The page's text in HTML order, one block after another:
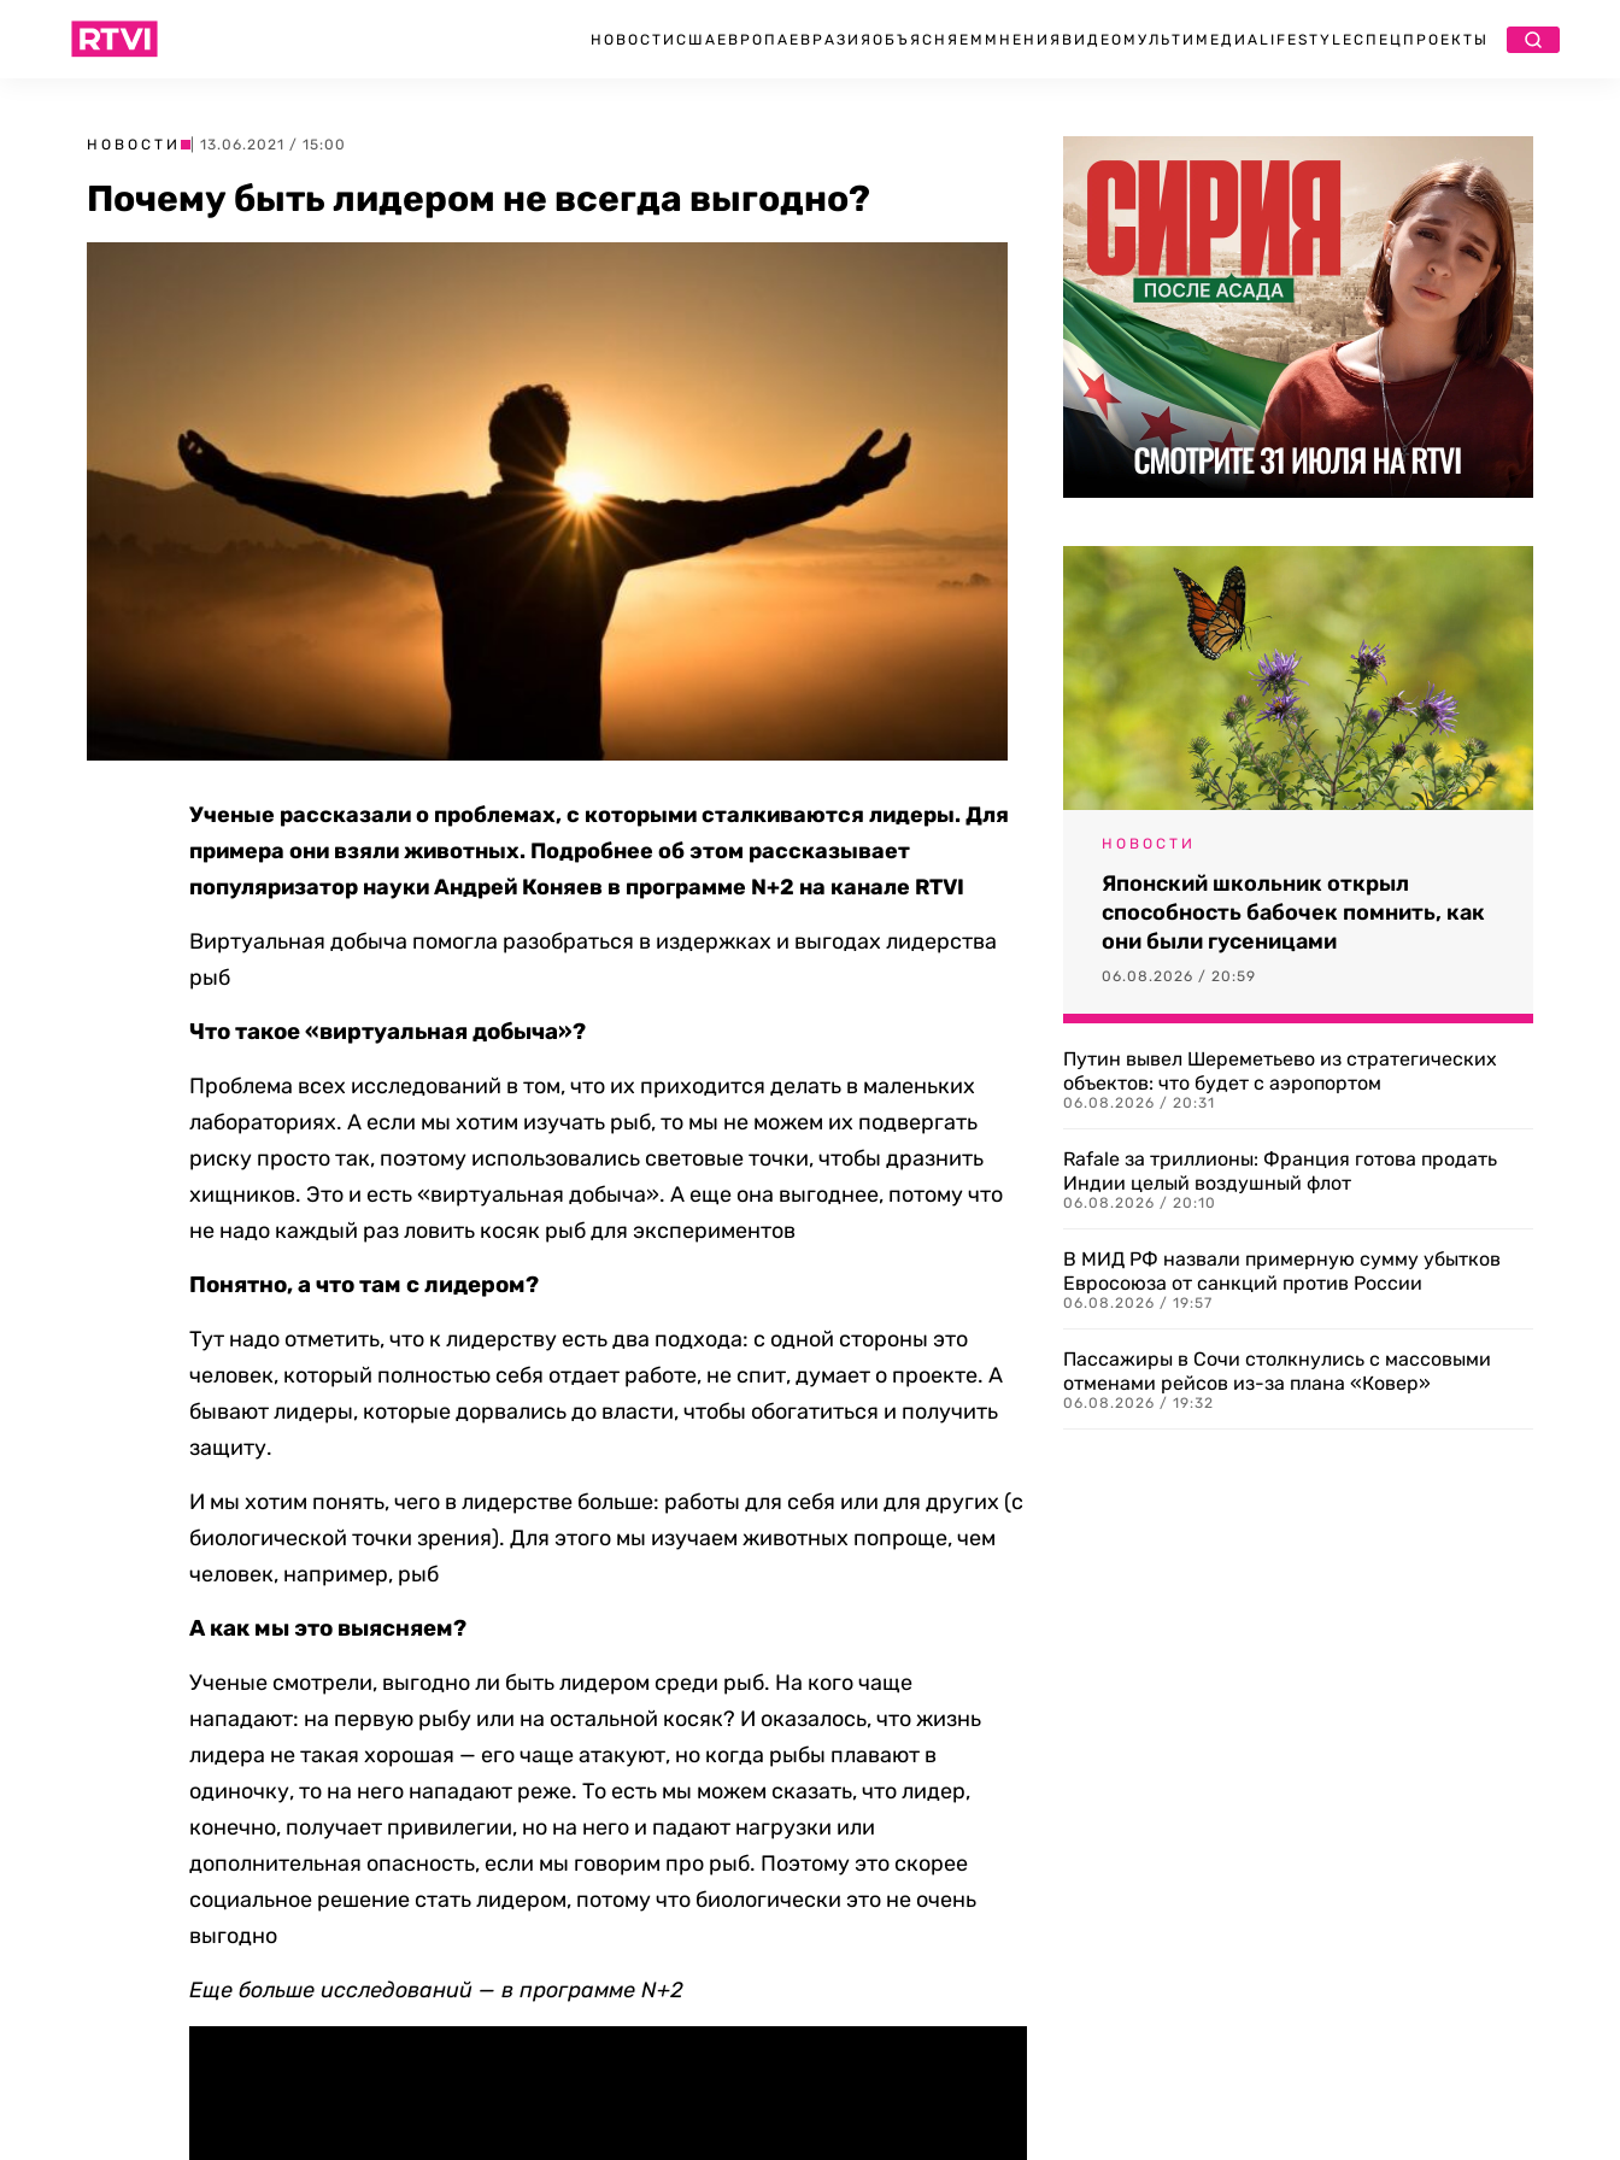
НОВОСТИ США ЕВРОПА ЕВРАЗИЯ ОБЪЯСНЯЕМ МНЕНИЯ ВИДЕО МУЛЬТИМЕДИА LIFESTYLEСПЕЦПРОЕКТЫ
НОВОСТИ | 13.06.2021 / 15:00
Почему быть лидером не всегда выгодно?
Ученые рассказали о проблемах, с которыми сталкиваются лидеры. Для
примера они взяли животных. Подробнее об этом рассказывает
популяризатор науки Андрей Коняев в программе N+2 на канале RTVI
Виртуальная добыча помогла разобраться в издержках и выгодах лидерства
рыб
Что такое «виртуальная добыча»?
Проблема всех исследований в том, что их приходится делать в маленьких
лабораториях. А если мы хотим изучать рыб, то мы не можем их подвергать
риску просто так, поэтому использовались световые точки, чтобы дразнить
хищников. Это и есть «виртуальная добыча». А еще она выгоднее, потому что
не надо каждый раз ловить косяк рыб для экспериментов
Понятно, а что там с лидером?
Тут надо отметить, что к лидерству есть два подхода: с одной стороны это
человек, который полностью себя отдает работе, не спит, думает о проекте. А
бывают лидеры, которые дорвались до власти, чтобы обогатиться и получить
защиту.
И мы хотим понять, чего в лидерстве больше: работы для себя или для других (с
биологической точки зрения). Для этого мы изучаем животных попроще, чем
человек, например, рыб
А как мы это выясняем?
Ученые смотрели, выгодно ли быть лидером среди рыб. На кого чаще
нападают: на первую рыбу или на остальной косяк? И оказалось, что жизнь
лидера не такая хорошая — его чаще атакуют, но когда рыбы плавают в
одиночку, то на него нападают реже. То есть мы можем сказать, что лидер,
конечно, получает привилегии, но на него и падают нагрузки или
дополнительная опасность, если мы говорим про рыб. Поэтому это скорее
социальное решение стать лидером, потому что биологически это не очень
выгодно
Еще больше исследований — в программе N+2
НОВОСТИ
Японский школьник открыл
способность бабочек помнить, как
они были гусеницами
06.08.2026 / 20:59
Путин вывел Шереметьево из стратегических
объектов: что будет с аэропортом
06.08.2026 / 20:31
Rafale за триллионы: Франция готова продать
Индии целый воздушный флот
06.08.2026 / 20:10
В МИД РФ назвали примерную сумму убытков
Евросоюза от санкций против России
06.08.2026 / 19:57
Пассажиры в Сочи столкнулись с массовыми
отменами рейсов из-за плана «Ковер»
06.08.2026 / 19:32